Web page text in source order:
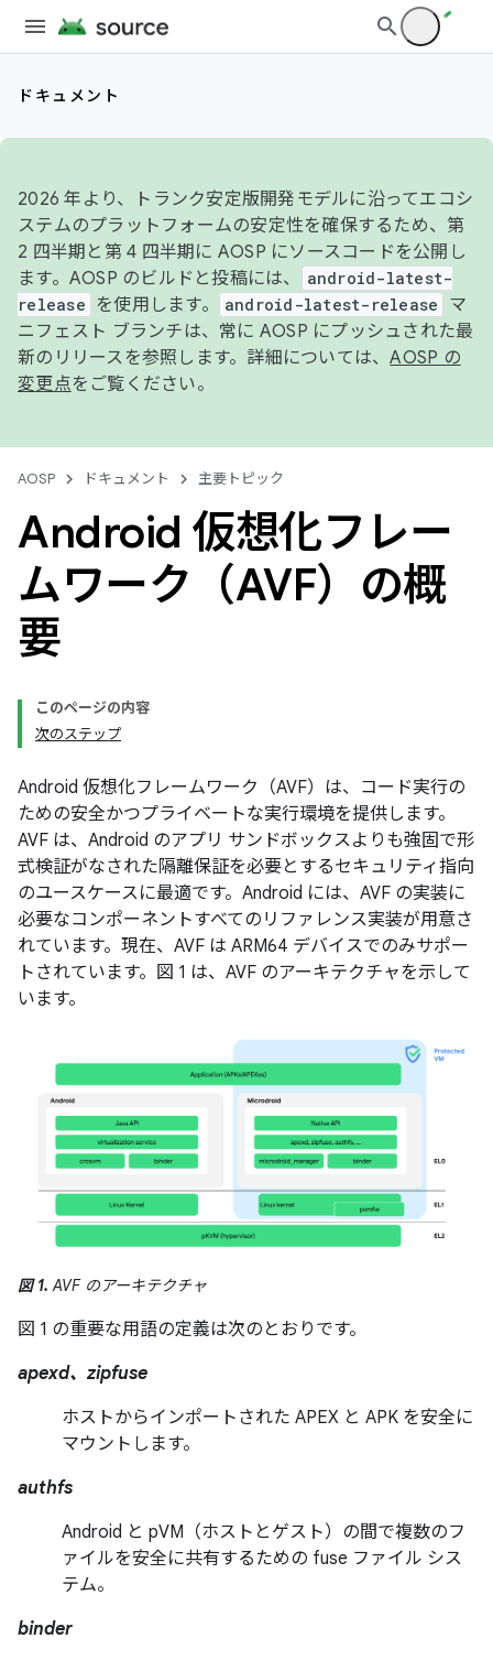
ドキュメント
2026 年より、トランク安定版開発モデルに沿ってエコシ
ステムのプラットフォームの安定性を確保するため、第
2 四半期と第 4 四半期に AOSP にソースコードを公開し
ます。AOSP のビルドと投稿には、
android-latest-
release
を使用します。 android-latest-release
マ
ニフェスト ブランチは、常に AOSP にプッシュされた最
新のリリースを参照します。詳細については、AOSP の
変更点をご覧ください。
AOSP ドキュメント 主要トピック
Android 仮想化フレー
ムワーク（AVF）の概
要
このページの内容
次のステップ
Android 仮想化フレームワーク（AVF） は、コード実行の
ための安全かつプライベートな実行環境を提供します。
AVF は、Android のアプリ サンドボックスよりも強固で形
式検証がなされた隔離保証を必要とするセキュリティ指向
のユースケースに最適です。Android には、AVF の実装に
必要なコンポーネントすべてのリファレンス実装が用意さ
れています。現在、AVF は ARM64 デバイスでのみサポー
トされています。図 1 は、AVF のアーキテクチャを示して
います。
図 1. AVF のアーキテクチャ
図 1 の重要な用語の定義は次のとおりです。
apexd、zipfuse
ホストからインポートされた APEX と APK を安全に
マウントします。
authfs
Android と pVM（ホストとゲスト）の間で複数のフ
ァイルを安全に共有するための fuse ファイル シス
テム。
binder